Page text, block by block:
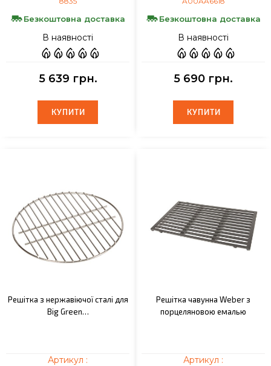
Безкоштовна доставка
В наявності
5 639 грн.
КУПИТИ
КУПИТИ
Безкоштовна доставка
В наявності
5 690 грн.
КУПИТИ
КУПИТИ
Решітка з нержавіючої сталі для
Big Green…
Артикул :
Решітка чавунна Weber з
порцеляновою емалью
Артикул :